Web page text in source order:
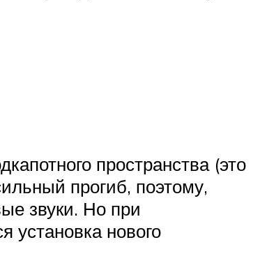
пространства (это
прогиб, поэтому,
звуки. Но при
установка нового